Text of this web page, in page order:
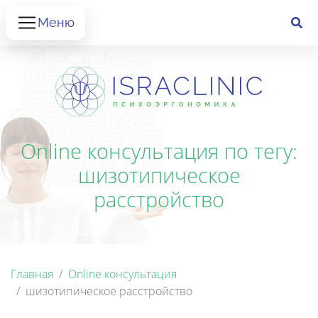
Меню
Online консультация по тегу:
шизотипическое
расстройство
Главная
Online консультация
шизотипическое расстройство